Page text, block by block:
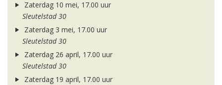
Zaterdag 10 mei, 17.00 uur
Sleutelstad 30
Zaterdag 3 mei, 17.00 uur
Sleutelstad 30
Zaterdag 26 april, 17.00 uur
Sleutelstad 30
Zaterdag 19 april, 17.00 uur